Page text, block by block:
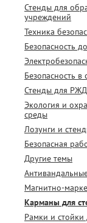
Стенды для
учреждений
Техника
Безопасность
Безопасность в
Стенды для РЖД
Экология и
среды
Лозунги и
Безопасная
Другие темы
Магнитно-
Карманы для
Рамки и стойки